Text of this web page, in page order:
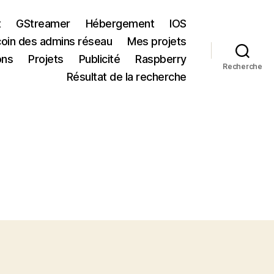
GStreamer Hébergement
IOS
des admins réseau
Mes projets
Projets Publicité
Raspberry
Résultat de la recherche
Recherche